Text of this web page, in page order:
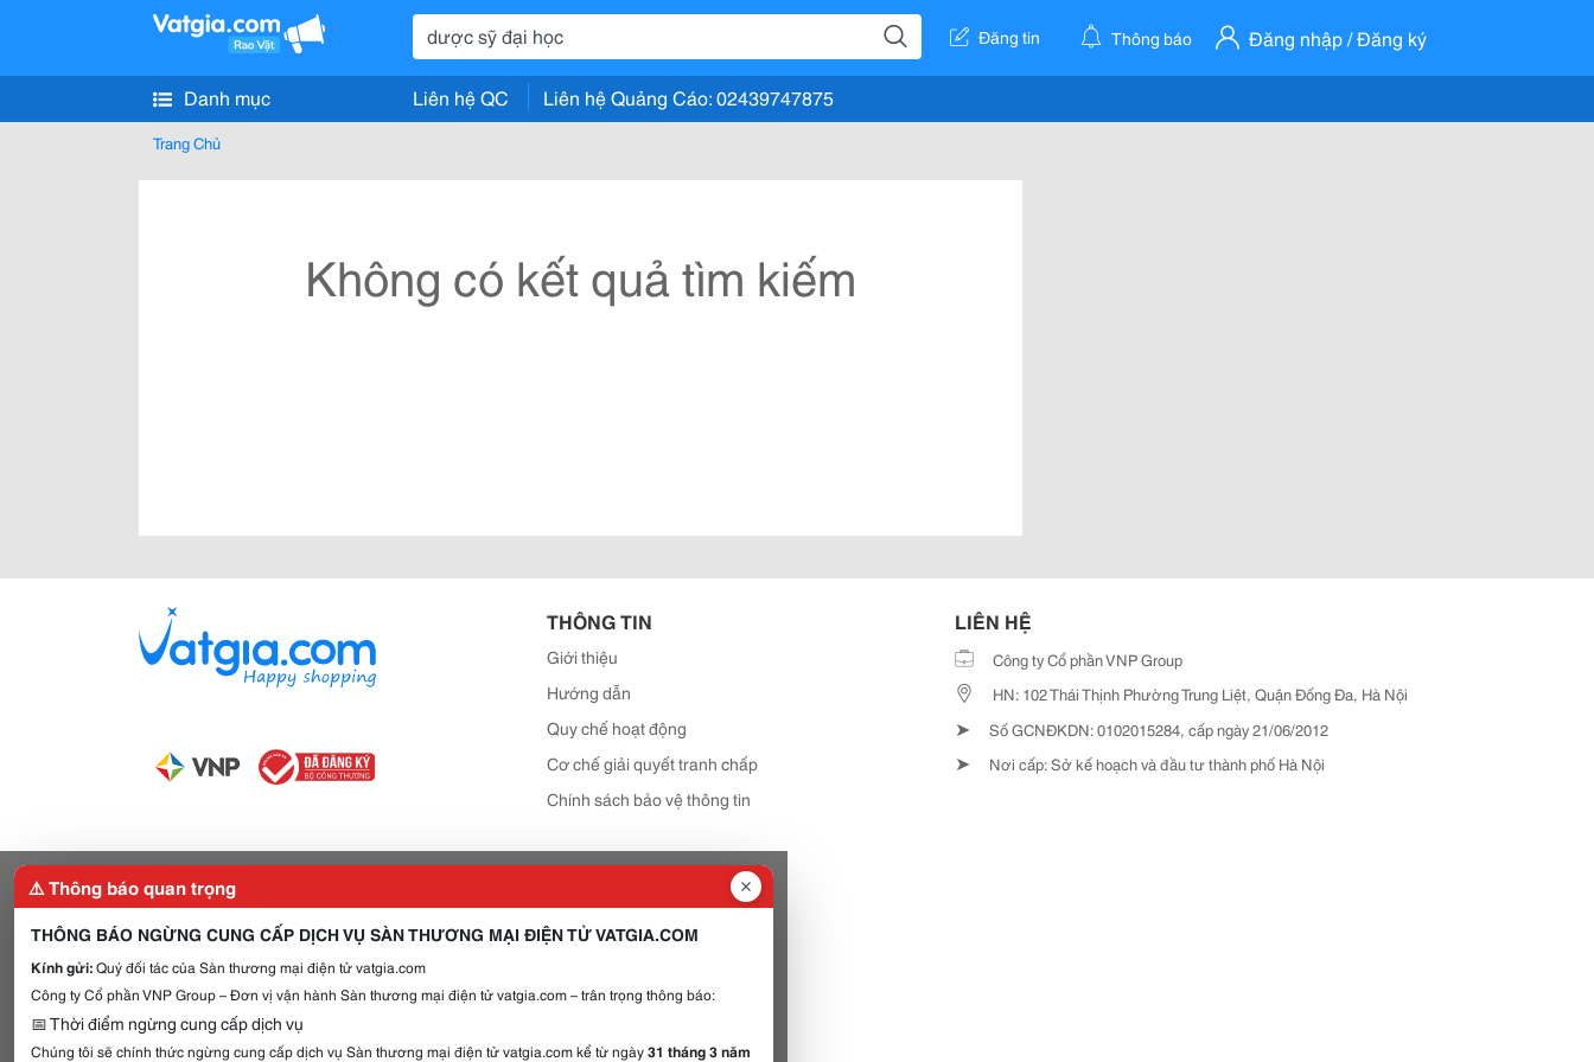
Đăng tin Thông báo Đăng nhập / Đăng ký
Danh mục Liên hệ QC Liên hệ Quảng Cáo: 02439747875
Trang Chủ
Không có kết quả tìm kiếm
THÔNG TIN
Giới thiệu
Hướng dẫn
Quy chế hoạt động
Cơ chế giải quyết tranh chấp
Chính sách bảo vệ thông tin
LIÊN HỆ
Công ty Cổ phần VNP Group
HN: 102 Thái Thịnh Phường Trung Liệt, Quận Đống Đa, Hà Nội
➤ Số GCNĐKDN: 0102015284, cấp ngày 21/06/2012
➤ Nơi cấp: Sở kế hoạch và đầu tư thành phố Hà Nội
⚠️ Thông báo quan trọng
THÔNG BÁO NGỪNG CUNG CẤP DỊCH VỤ SÀN THƯƠNG MẠI ĐIỆN TỬ VATGIA.COM
Kính gửi:Quý đối tác của Sàn thương mại điện tử vatgia.com
Công ty Cổ phần VNP Group – Đơn vị vận hành Sàn thương mại điện tử vatgia.com – trân trọng thông báo:
📅 Thời điểm ngừng cung cấp dịch vụ
Chúng tôi sẽ chính thức ngừng cung cấp dịch vụ Sàn thương mại điện tử vatgia.com kể từ ngày31 tháng 3 năm